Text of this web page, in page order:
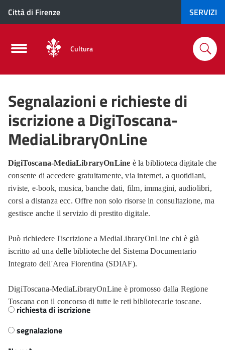
Città di Firenze SERVIZI
Cultura
Segnalazioni e richieste di
iscrizione a DigiToscana-
MediaLibraryOnLine
DigiToscana-MediaLibraryOnLine è la biblioteca digitale che
consente di accedere gratuitamente, via internet, a quotidiani,
riviste, e-book, musica, banche dati, film, immagini, audiolibri,
corsi a distanza ecc. Offre non solo risorse in consultazione, ma
gestisce anche il servizio di prestito digitale.
Può richiedere l'iscrizione a MediaLibraryOnLine chi è già
iscritto ad una delle biblioteche del Sistema Documentario
Integrato dell'Area Fiorentina (SDIAF).
DigiToscana-MediaLibraryOnLine è promosso dalla Regione
Toscana con il concorso di tutte le reti bibliotecarie toscane.
Scegliere
richiesta di iscrizione
segnalazione